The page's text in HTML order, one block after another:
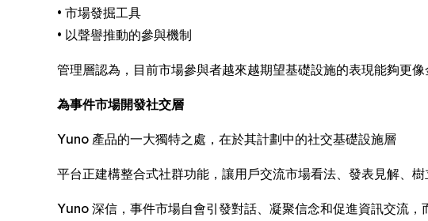
• 市場發掘工具
• 以聲譽推動的參與機制
管理層認為，目前市場參與者越來越期望基礎設施的表現能夠更像
為事件市場開發社交層
Yuno 產品的一大獨特之處，在於其計劃中的社交基礎設施層
平台正建構整合式社群功能，讓用戶交流市場看法、發表見解、
Yuno 深信，事件市場自會引發對話、凝聚信念和促進資訊交流，